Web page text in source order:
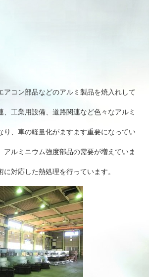
アコン部品などのアルミ製品を焼入れして
、工業用設備、道路関連など色々なアルミ
り、車の軽量化がますます重要になってい
アルミニウム強度部品の需要が増えていま
対応した熱処理を行っています。